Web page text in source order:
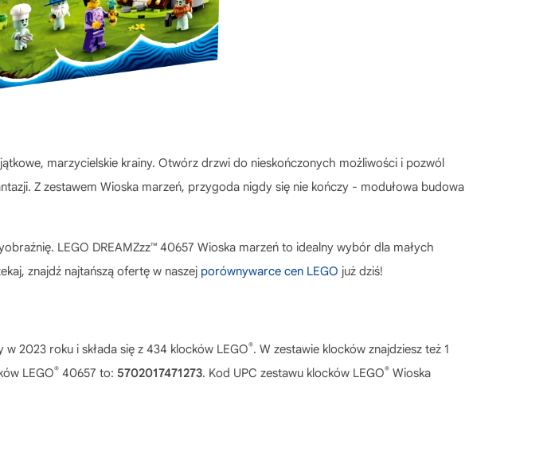
marzycielskie krainy. Otwórz drzwi do nieskończonych możliwości i pozwól
Z zestawem Wioska marzeń, przygoda nigdy się nie kończy - modułowa budowa
LEGO DREAMZzz™ 40657 Wioska marzeń to idealny wybór dla małych
znajdź najtańszą ofertę w naszej porównywarce cen LEGO już dziś!
w 2023 roku i składa się z 434 klocków LEGO®. W zestawie klocków znajdziesz też 1
LEGO® 40657 to: 5702017471273. Kod UPC zestawu klocków LEGO® Wioska